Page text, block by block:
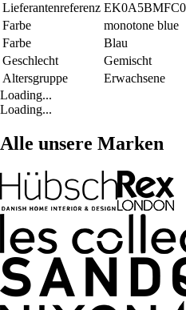
Lieferantenreferenz
Farbe
monotone blue
Farbe
Blau
Geschlecht
Gemischt
Altersgruppe
Erwachsene
Loading...
Loading...
Alle unsere Marken